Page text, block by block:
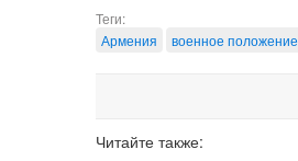
Теги:
Армения
военное положение
Читайте также: